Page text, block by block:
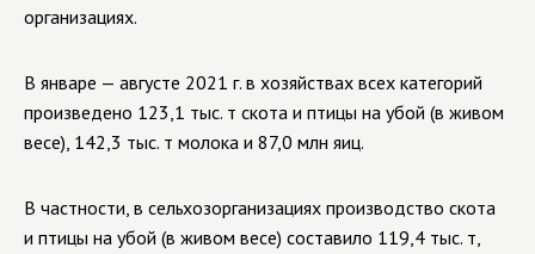
организациях.
В январе — августе 2021 г. в хозяйствах всех категорий
произведено 123,1 тыс. т скота и птицы на убой (в живом
весе), 142,3 тыс. т молока и 87,0 млн яиц.
В частности, в сельхозорганизациях производство скота
и птицы на убой (в живом весе) составило 119,4 тыс. т,